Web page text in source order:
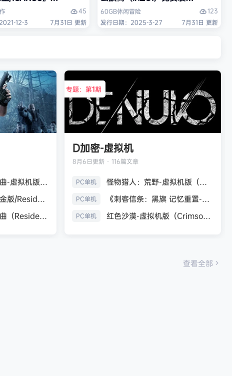
45
12-3
7月31日 更新
60GB休闲冒险
123
发行日期：2025-3-27
7月31日 更新
生化危机9：安魂曲-虚拟机版（Resident Evil Requiem HYPERVISOR）免安装中文版
《生化危机7：黄金版/Resident Evil 7 Biohazard》免安装中文版
生化危机9：安魂曲（Resident Evil Requiem）免安装中文版
专题：第1期
D加密-虚拟机
8月6日更新 · 116篇文章
PC单机 怪物猎人：荒野-虚拟机版（Monster Hunter Wilds HYPERVISOR）免安装中文版
PC单机 《刺客信条：黑旗 记忆重置-虚拟机版/Assassin’s Creed Black Flag Resynced HYPERVISOR》免安装中文版
PC单机 红色沙漠-虚拟机版（Crimson Desert HYPERVISOR）免安装中文版
查看全部